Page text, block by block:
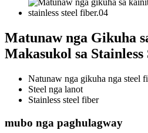
Matunaw nga Gikuha
Makasukol sa
Natunaw nga gikuha nga steel
Steel nga lanot
Stainless steel fiber
mubo nga paghulagway